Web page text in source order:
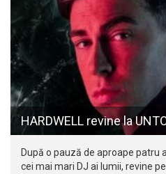
HARDWELL revine la
După o pauză de aproape patru
cei mai mari DJ ai lumii, revine